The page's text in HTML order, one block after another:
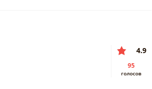
4.9
95
голосов